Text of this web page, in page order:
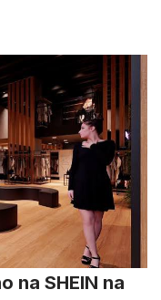
na SHEIN na